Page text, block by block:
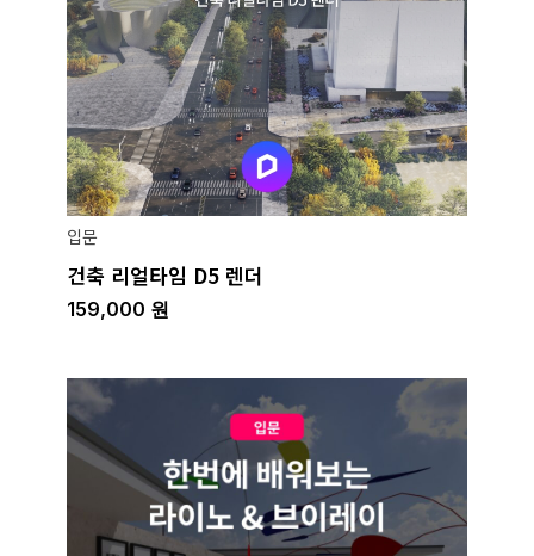
입문
건축 리얼타임 D5 렌더
159,000 원